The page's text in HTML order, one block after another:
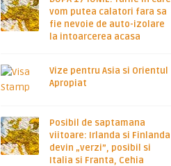
vom putea calatori fara sa
fie nevoie de auto-izolare
la intoarcerea acasa
Vize pentru Asia si Orientul
Apropiat
Posibil de saptamana
viitoare: Irlanda si Finlanda
devin „verzi”, posibil si
Italia si Franta, Cehia